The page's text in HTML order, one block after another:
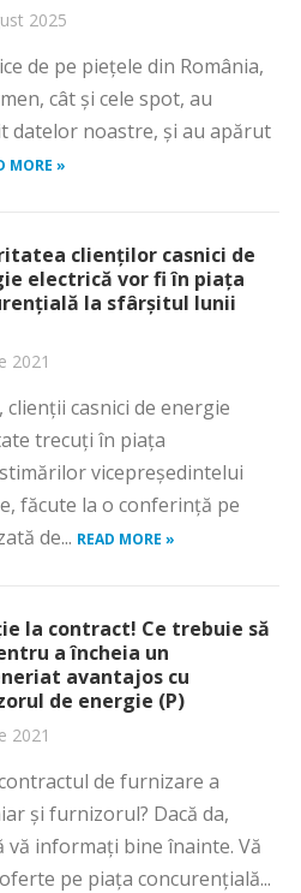
2025
de pe piețele din România,
cât și cele spot, au
datelor noastre, și au apărut
MORE »
clienților casnici de
electrică vor fi în piața
la sfârșitul lunii
2021
casnici de energie
trecuți în piața
vicepreședintelui
făcute la o conferință pe
de... READ MORE »
la contract! Ce trebuie să
a încheia un
avantajos cu
de energie (P)
2021
de furnizare a
și furnizorul? Dacă da,
informați bine înainte. Vă
pe piața concurențială...